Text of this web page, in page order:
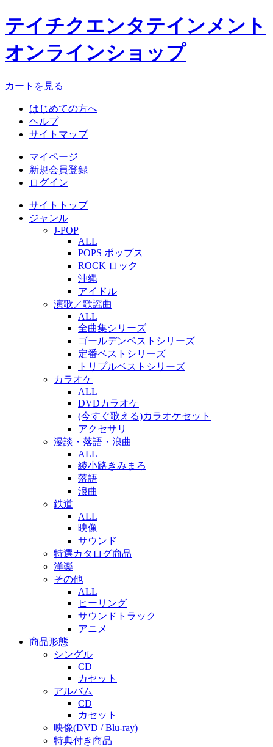
テイチクエンタテインメント
オンラインショップ
カートを見る
はじめての方へ
ヘルプ
サイトマップ
マイページ
新規会員登録
ログイン
サイトトップ
ジャンル
J-POP
ALL
POPS ポップス
ROCK ロック
沖縄
アイドル
演歌／歌謡曲
ALL
全曲集シリーズ
ゴールデンベストシリーズ
定番ベストシリーズ
トリプルベストシリーズ
カラオケ
ALL
DVDカラオケ
(今すぐ歌える)カラオケセット
アクセサリ
漫談・落語・浪曲
ALL
綾小路きみまろ
落語
浪曲
鉄道
ALL
映像
サウンド
特選カタログ商品
洋楽
その他
ALL
ヒーリング
サウンドトラック
アニメ
商品形態
シングル
CD
カセット
アルバム
CD
カセット
映像(DVD / Blu-ray)
特典付き商品